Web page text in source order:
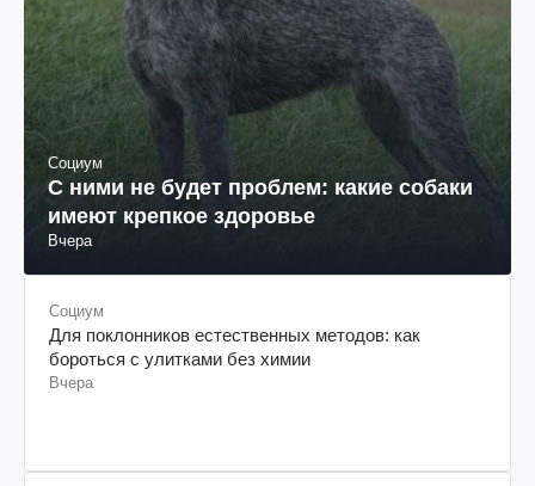
Социум
С ними не будет проблем: какие собаки
имеют крепкое здоровье
Вчера
Социум
Для поклонников естественных методов: как
бороться с улитками без химии
Вчера